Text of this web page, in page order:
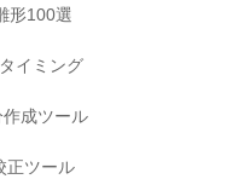
形100選
イミング
成ツール
正ツール